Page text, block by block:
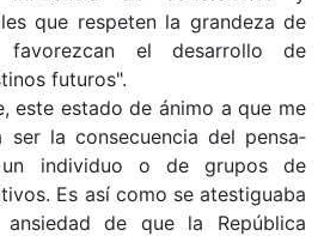
que respeten la grandeza de
favorezcan el desarrollo de
futuros".
estado de ánimo a que me
ser la consecuencia del pensa­
individuo o de grupos de
Es así como se ates­tiguaba
de que la República